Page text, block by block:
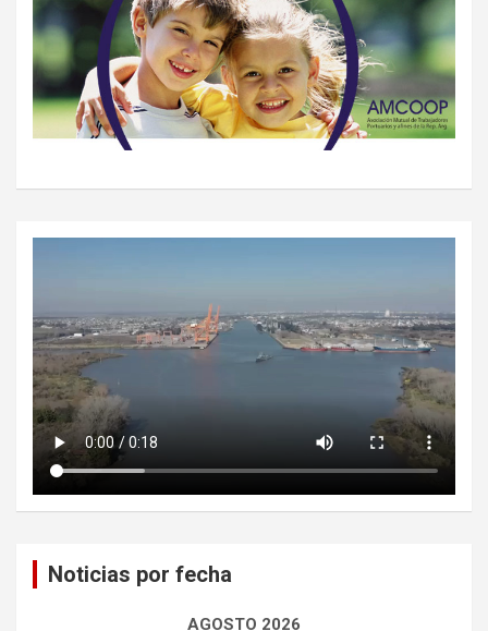
Noticias por fecha
AGOSTO 2026